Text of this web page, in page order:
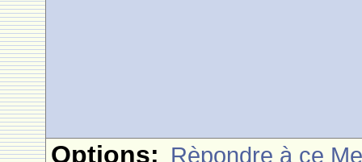
Options: Rèpondre à ce